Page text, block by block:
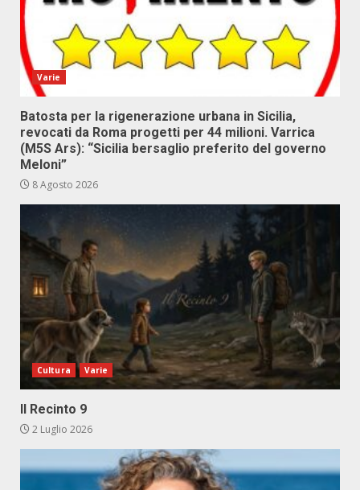
Varie
Batosta per la rigenerazione urbana in Sicilia,
revocati da Roma progetti per 44 milioni. Varrica
(M5S Ars): “Sicilia bersaglio preferito del governo
Meloni”
8 Agosto 2026
Cultura Varie
Il Recinto 9
2 Luglio 2026